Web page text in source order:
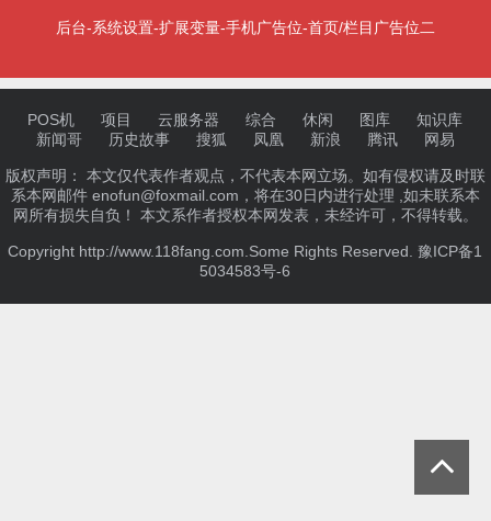
后台-系统设置-扩展变量-手机广告位-首页/栏目广告位二
POS机 项目 云服务器 综合 休闲 图库
知识库
新闻哥
历史故事 搜狐 凤凰 新浪 腾讯 网易
版权声明： 本文仅代表作者观点，不代表本网立场。如有侵权请及时联
系本网邮件 enofun@foxmail.com，将在30日内进行处理 ,如未联系本
网所有损失自负！ 本文系作者授权本网发表，未经许可，不得转载。
Copyright http://www.118fang.com.Some Rights Reserved.豫ICP备1
5034583号-6